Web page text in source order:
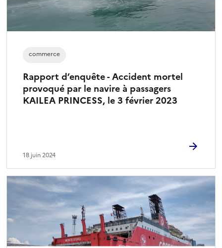
Rapport d’enquête - Accident mortel
provoqué par le navire à passagers
KAILEA PRINCESS, le 3 février 2023
commerce
18 juin 2024